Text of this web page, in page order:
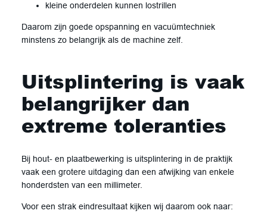
kleine onderdelen kunnen lostrillen
Daarom zijn goede opspanning en vacuümtechniek
minstens zo belangrijk als de machine zelf.
Uitsplintering is vaak
belangrijker dan
extreme toleranties
Bij hout- en plaatbewerking is uitsplintering in de praktijk
vaak een grotere uitdaging dan een afwijking van enkele
honderdsten van een millimeter.
Voor een strak eindresultaat kijken wij daarom ook naar: